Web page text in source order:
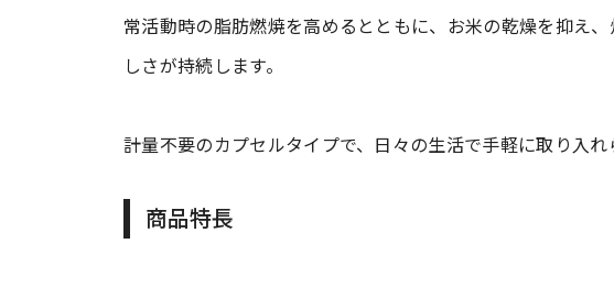
常活動時の脂肪燃焼を高めるとともに、お米の乾燥を抑え
しさが持続します。
計量不要のカプセルタイプで、日々の生活で手軽に取り入れ
商品特長